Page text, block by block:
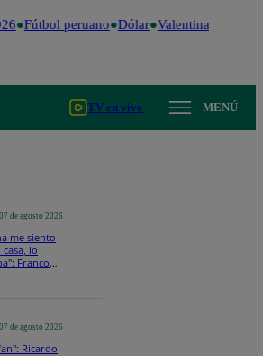
Fútbol peruano Dólar Valentina Valiente
TV en vivo MENÚ
07 de agosto 2026
me siento
lo
Franco
07 de agosto 2026
Ricardo